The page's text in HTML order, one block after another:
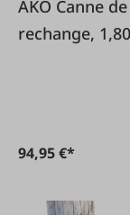
AKO Canne de
rechange,
94,95 €*